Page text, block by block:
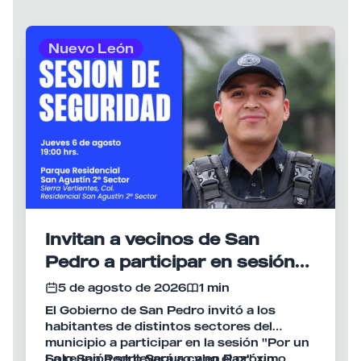
Nuevo León
Invitan a vecinos de San
Pedro a participar en sesión
de seguridad "Por un Solo
San Pedro Seguro y en Paz"
5 de agosto de 2026
1 min
El Gobierno de San Pedro invitó a los
habitantes de distintos sectores del
municipio a participar en la sesión "Por un
Solo San Pedro Seguro y en Paz", un
La reunión se llevará a cabo el próximo